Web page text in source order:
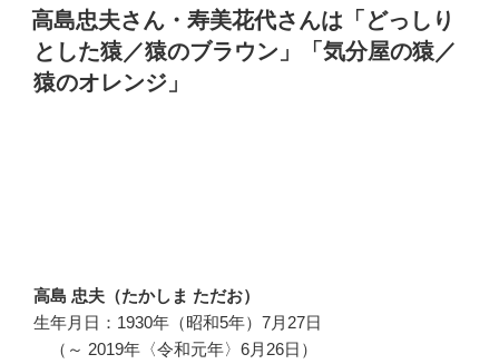
稿
日:
高島忠夫さん・寿美花代さんは「どっしり
とした猿／猿のブラウン」「気分屋の猿／
猿のオレンジ」
高島 忠夫（たかしま ただお）
生年月日：1930年（昭和5年）7月27日
（～ 2019年〈令和元年〉6月26日）